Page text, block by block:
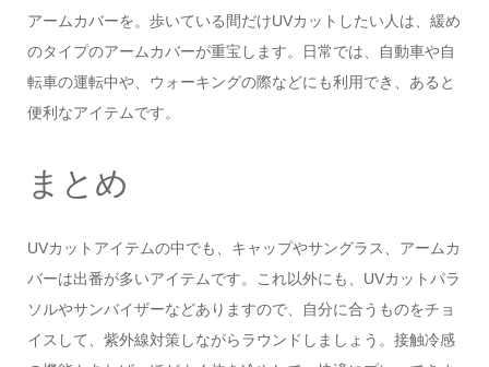
アームカバーを。歩いている間だけUVカットしたい人は、緩め
のタイプのアームカバーが重宝します。日常では、自動車や自
転車の運転中や、ウォーキングの際などにも利用でき、あると
便利なアイテムです。
まとめ
UVカットアイテムの中でも、キャップやサングラス、アームカ
バーは出番が多いアイテムです。これ以外にも、UVカットパラ
ソルやサンバイザーなどありますので、自分に合うものをチョ
イスして、紫外線対策しながらラウンドしましょう。接触冷感